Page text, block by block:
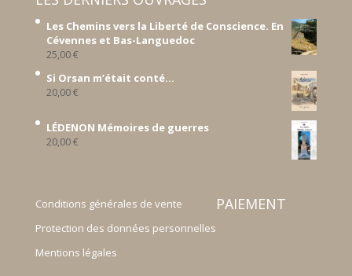
Les Chemins vers la Liberté de Conscience. En
Cévennes et Bas-Languedoc
25,00€
Si Orsan m’était conté...
20,00€
LÉDENON Mémoires de guerres
20,00€
Conditions générales de vente
Protection des données personnelles
Mentions légales
PAIEMENT